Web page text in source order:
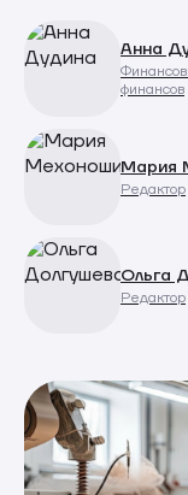
Анна
финансов
Мария
Редактор
Ольга
Редактор